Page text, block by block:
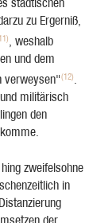
zu Ergerniß,
, weshalb
und dem
verweysen"(12).
militärisch
den
zweifelsohne
in